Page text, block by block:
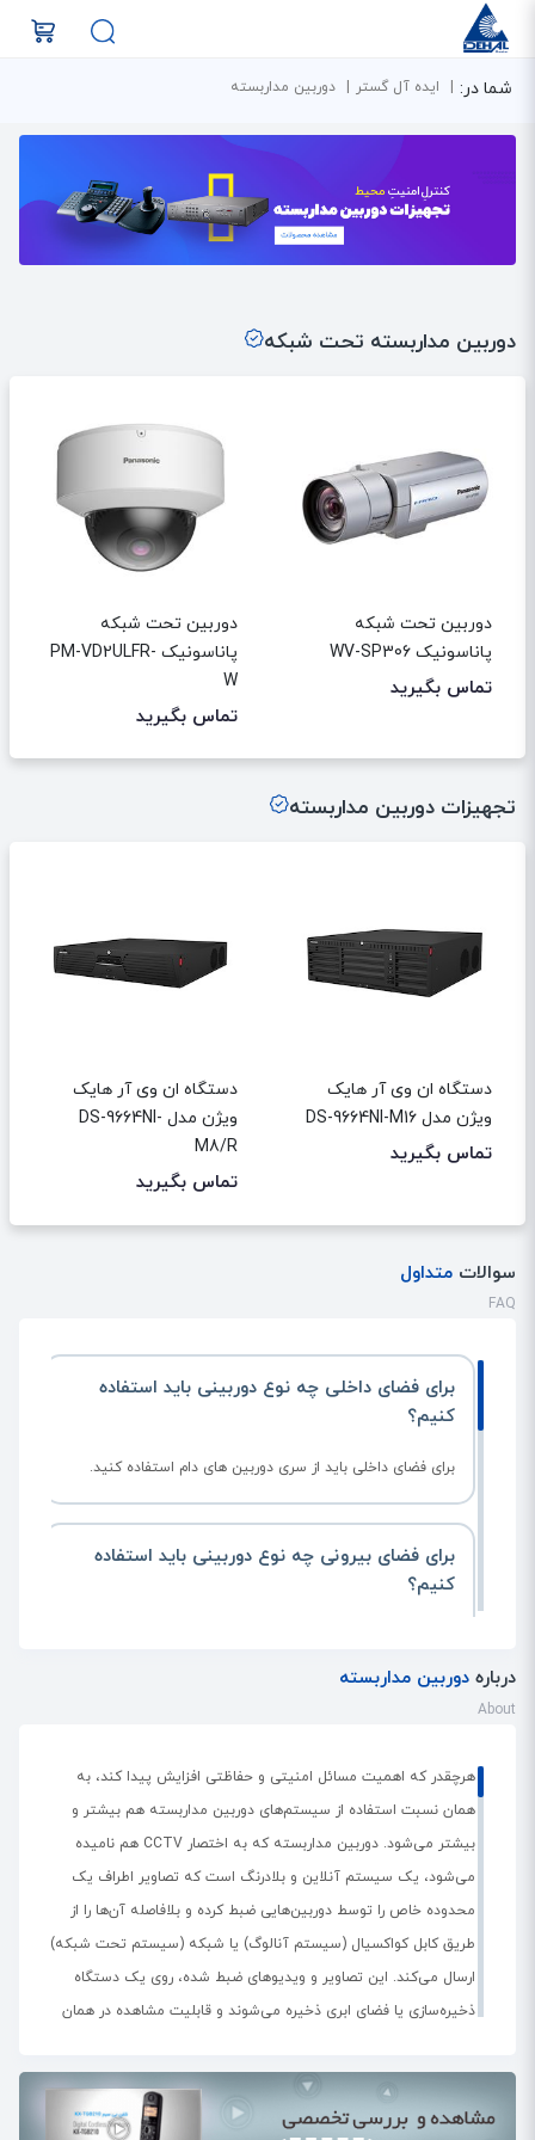
شما در: ایده آل گستر دوربین مداربسته
دوربین مداربسته تحت شبکه
دوربین تحت شبکه
پاناسونیک WV-SP306
تماس بگیرید
دوربین تحت شبکه
پاناسونیک PM-VD2ULFR-
W
تماس بگیرید
تجهیزات دوربین مداربسته
دستگاه ان وی آر هایک
ویژن مدل DS-9664NI-M16
تماس بگیرید
دستگاه ان وی آر هایک
ویژن مدل DS-9664NI-
M8/R
تماس بگیرید
سوالات متداول
FAQ
برای فضای داخلی چه نوع دوربینی باید استفاده
کنیم؟
برای فضای داخلی باید از سری دوربین های دام استفاده کنید.
برای فضای بیرونی چه نوع دوربینی باید استفاده
کنیم؟
کنیم؟
برای فضای بین شهری که بخوایم دید کامل ۳۶۰درجه داشته
باشیم باید از سری دوربین های اسپید دام که با کیفیت Full HD
تصویر میدهد استفاده کنید.
لطفا تفاوت بین دوربین های دام و بولت را بیان
کنید؟
دوربین های بولت معمولا برای فضای باز که در شرایط اب و
هوایی مختلف(باران -گرد و خاک)قرار دارد استفاده میشود در واقع
از استانداردIP66پشتیبانی‌میکند
درباره دوربین مداربسته
About
هرچقدر که اهمیت مسائل امنیتی و حفاظتی افزایش پیدا کند، به
همان نسبت استفاده از سیستم‌های دوربین مداربسته هم بیشتر و
بیشتر می‌شود. دوربین مداربسته که به اختصار CCTV هم نامیده
می‌شود، یک سیستم آنلاین و بلادرنگ است که تصاویر اطراف یک
محدوده خاص را توسط دوربین‌هایی ضبط کرده و بلافاصله آن‌ها را از
طریق کابل کواکسیال (سیستم آنالوگ) یا شبکه (سیستم تحت شبکه)
ارسال می‌کند. این تصاویر و ویدیوهای ضبط شده، روی یک دستگاه
ذخیره‌سازی یا فضای ابری ذخیره می‌شوند و قابلیت مشاهده در همان
دلیل استفاده از واژه مداربسته در این سیستم‌ها، این است که تصاویر
فقط به صورت اختصاصی پخش شده و به هیچ عنوان روی امواج